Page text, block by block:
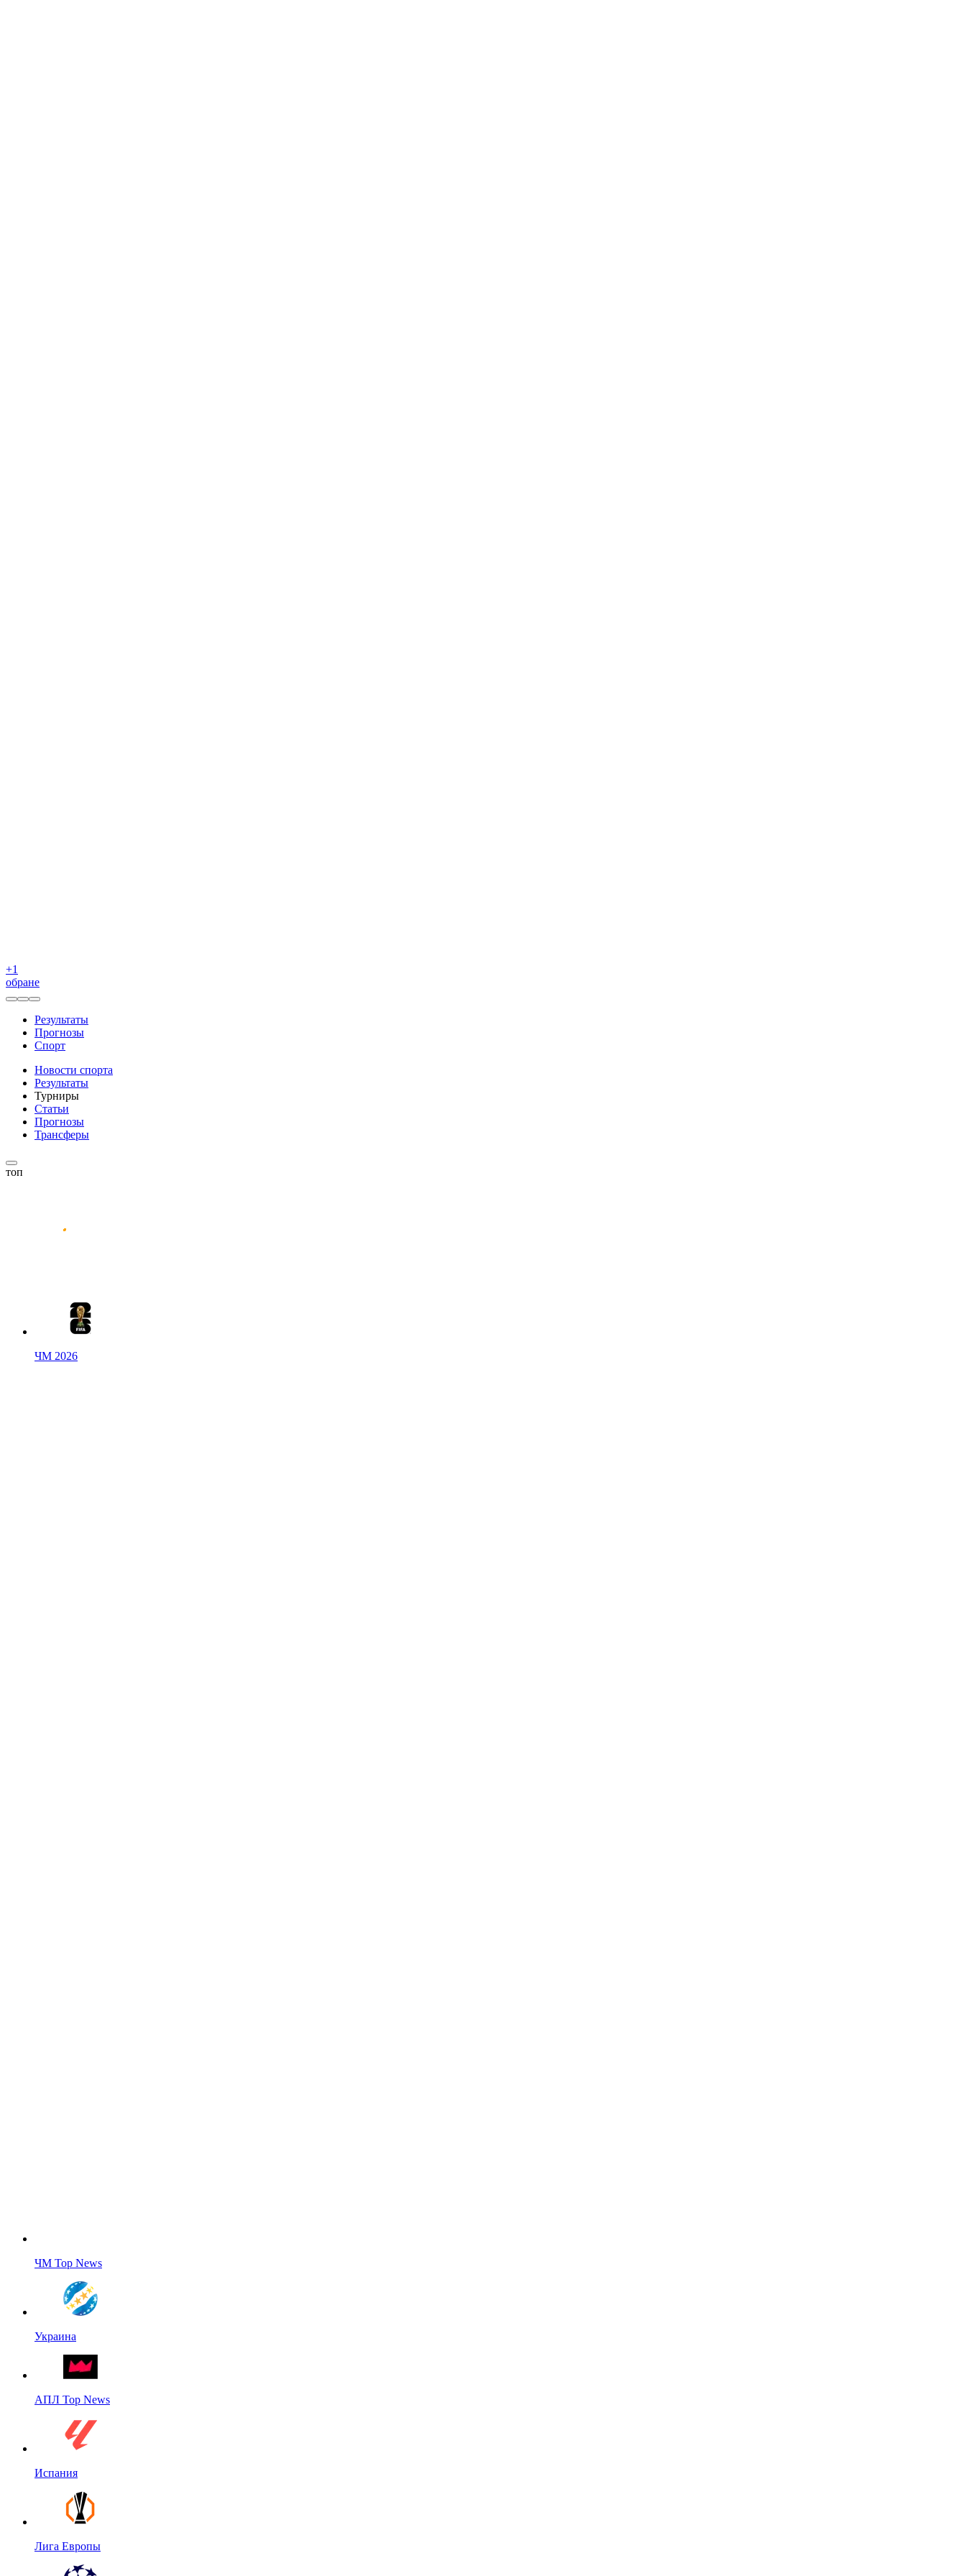
+1
обране
Результаты
Прогнозы
Спорт
Новости спорта
Результаты
Турниры
Статьи
Прогнозы
Трансферы
топ
ЧМ 2026
ЧМ Top News
Украина
АПЛ Top News
Испания
Лига Европы